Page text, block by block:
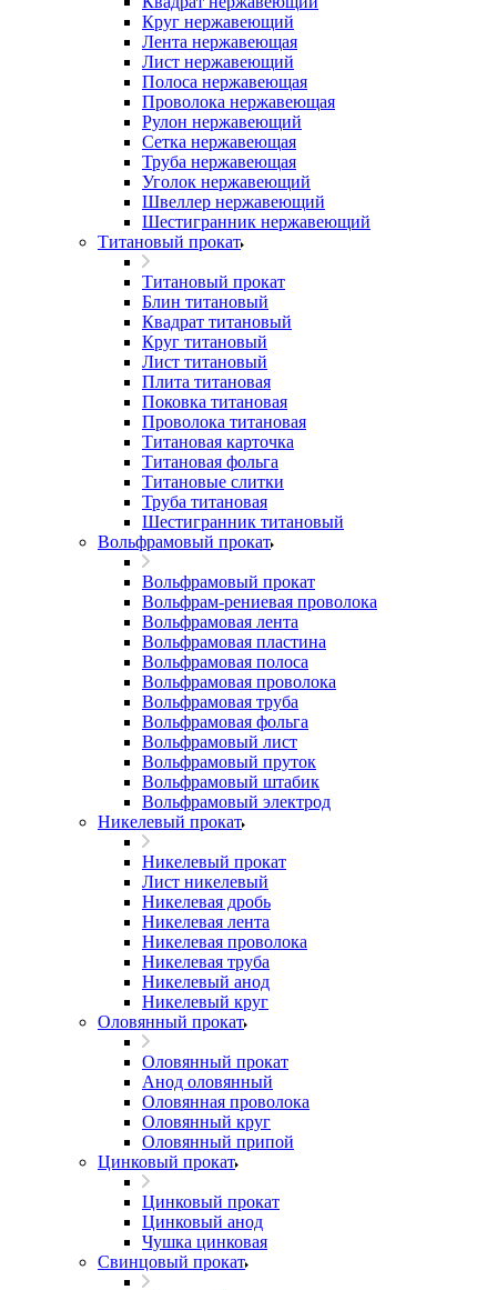
Круг нержавеющий
Лента нержавеющая
Лист нержавеющий
Полоса нержавеющая
Проволока нержавеющая
Рулон нержавеющий
Сетка нержавеющая
Труба нержавеющая
Уголок нержавеющий
Швеллер нержавеющий
Шестигранник нержавеющий
Титановый прокат
Титановый прокат
Блин титановый
Квадрат титановый
Круг титановый
Лист титановый
Плита титановая
Поковка титановая
Проволока титановая
Титановая карточка
Титановая фольга
Титановые слитки
Труба титановая
Шестигранник титановый
Вольфрамовый прокат
Вольфрамовый прокат
Вольфрам-рениевая проволока
Вольфрамовая лента
Вольфрамовая пластина
Вольфрамовая полоса
Вольфрамовая проволока
Вольфрамовая труба
Вольфрамовая фольга
Вольфрамовый лист
Вольфрамовый пруток
Вольфрамовый штабик
Вольфрамовый электрод
Никелевый прокат
Никелевый прокат
Лист никелевый
Никелевая дробь
Никелевая лента
Никелевая проволока
Никелевая труба
Никелевый анод
Никелевый круг
Оловянный прокат
Оловянный прокат
Анод оловянный
Оловянная проволока
Оловянный круг
Оловянный припой
Цинковый прокат
Цинковый прокат
Цинковый анод
Чушка цинковая
Свинцовый прокат